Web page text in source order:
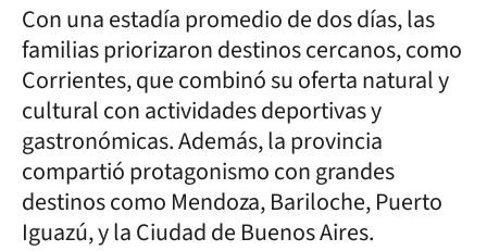
Con una estadía promedio de dos días, las
familias priorizaron destinos cercanos, como
Corrientes, que combinó su oferta natural y
cultural con actividades deportivas y
gastronómicas. Además, la provincia
compartió protagonismo con grandes
destinos como Mendoza, Bariloche, Puerto
Iguazú, y la Ciudad de Buenos Aires.